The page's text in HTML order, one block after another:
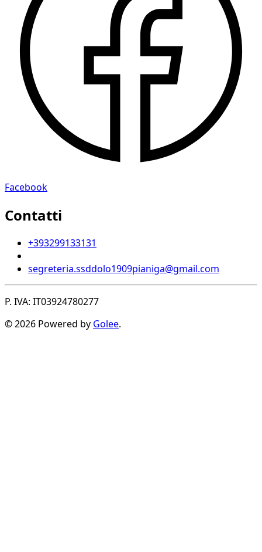
Facebook
Contatti
+393299133131
segreteria.ssddolo1909pianiga@gmail.com
P. IVA: IT03924780277
© 2026 Powered by Golee.